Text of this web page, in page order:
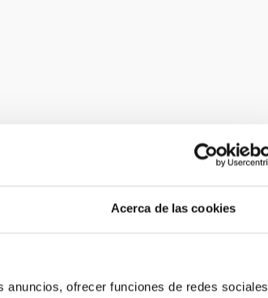
Acerca de las cookies
ofrecer funciones de redes sociales